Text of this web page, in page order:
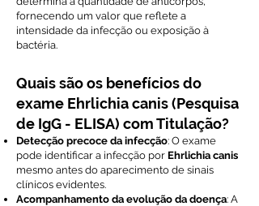
fornecendo um valor que reflete a
intensidade da infecção ou exposição à
bactéria.
Quais são os benefícios do
exame Ehrlichia canis (Pesquisa
de IgG - ELISA) com Titulação?
Detecção precoce da infecção: O exame
pode identificar a infecção por Ehrlichia canis
mesmo antes do aparecimento de sinais
clínicos evidentes.
Acompanhamento da evolução da doença: A